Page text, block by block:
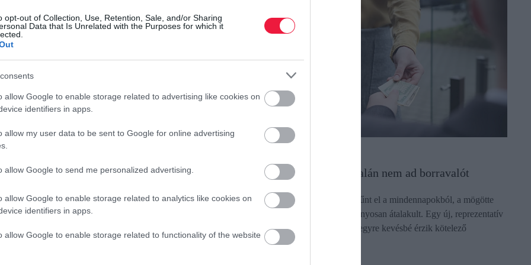
opt-out of Collection, Use, Retention, Sale, and/or Sharing
Data that Is Unrelated with the Purposes for which it
allow Google to enable storage related to advertising like cookies on
identifiers in apps.
allow my user data to be sent to Google for online advertising
allow Google to send me personalized advertising.
allow Google to enable storage related to analytics like cookies on
identifiers in apps.
allow Google to enable storage related to functionality of the website
a kreatív játékok és a Lego készletek kerültek
járműveké lett. A családok többsége 2020-ban sok
óriási löketet adott. Több ágazathoz hasonlóan az
pedig Szegeden kezdett nagy beruházásba.
idején azok a vállalkozások tudnak talpon maradni,
az online értékesítési és ügyfélkapcsolati
illusztráció)
vásárlás vásárlók társasjáték lego
Ennyi magyar egyáltalán nem ad borravalót
A borravaló továbbra sem tűnt el a mindennapokból, a mögötte
álló motiváció viszont látványosan átalakult. Egy új, reprezentatív
kutatás szerint a vendégek egyre kevésbé érzik kötelező
gesztusnak a…